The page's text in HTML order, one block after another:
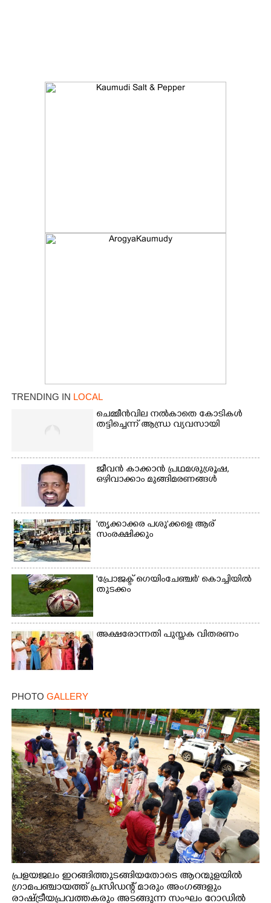
TRENDING IN LOCAL
ചെമ്മീൻവില നൽകാതെ കോടികൾ
തട്ടിച്ചെന്ന് ആന്ധ്ര വ്യവസായി
ജീവൻ കാക്കാൻ പ്രഥമശുശ്രൂഷ,
ഒഴിവാക്കാം മുങ്ങിമരണങ്ങൾ
'തൃക്കാക്കര പശു'ക്കളെ ആര്
സംരക്ഷിക്കും
'പ്രോജക്ട് ഗെയിംചേഞ്ചർ' കൊച്ചിയിൽ
തുടക്കം
അക്ഷരോന്നതി പുസ്തക വിതരണം
PHOTO GALLERY
പ്രളയജലം ഇറങ്ങിത്തുടങ്ങിയതോടെ ആറന്മുളയിൽ
ഗ്രാമപഞ്ചായത്ത് പ്രസിഡന്റ് മാരും അംഗങ്ങളും
രാഷ്ട്രീയപ്രവത്തകരും അടങ്ങുന്ന സംഘം റോഡിൽ